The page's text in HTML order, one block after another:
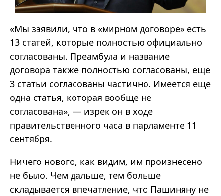
«Мы заявили, что в «мирном договоре» есть
13 статей, которые полностью официально
согласованы. Преамбула и название
договора также полностью согласованы, еще
3 статьи согласованы частично. Имеется еще
одна статья, которая вообще не
согласована», — изрек он в ходе
правительственного часа в парламенте 11
сентября.
Ничего нового, как видим, им произнесено
не было. Чем дальше, тем больше
складывается впечатление, что Пашиняну не